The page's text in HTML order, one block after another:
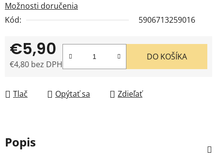
Možnosti doručenia
Kód:
5906713259016
€5,90
€4,80 bez DPH
DO KOŠÍKA
Tlač Opýtať sa Zdieľať
Popis